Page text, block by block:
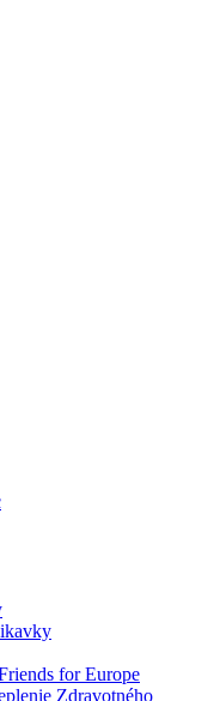
for Europe
Zdravotného